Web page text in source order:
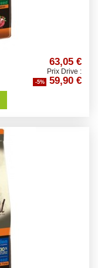
63,05 €
Prix Drive :
-5% 59,90 €